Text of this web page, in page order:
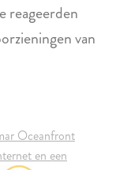
reageerden
van
Oceanfront
en een